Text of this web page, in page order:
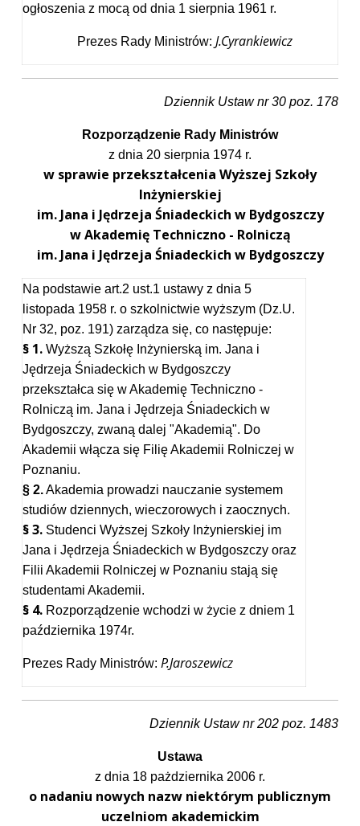
ogłoszenia z mocą od dnia 1 sierpnia 1961 r.
Prezes Rady Ministrów: J.Cyrankiewicz
Dziennik Ustaw nr 30 poz. 178
Rozporządzenie Rady Ministrów
z dnia 20 sierpnia 1974 r.
w sprawie przekształcenia Wyższej Szkoły
Inżynierskiej
im. Jana i Jędrzeja Śniadeckich w Bydgoszczy
w Akademię Techniczno - Rolniczą
im. Jana i Jędrzeja Śniadeckich w Bydgoszczy
Na podstawie art.2 ust.1 ustawy z dnia 5
listopada 1958 r. o szkolnictwie wyższym (Dz.U.
Nr 32, poz. 191) zarządza się, co następuje:
§ 1. Wyższą Szkołę Inżynierską im. Jana i
Jędrzeja Śniadeckich w Bydgoszczy
przekształca się w Akademię Techniczno -
Rolniczą im. Jana i Jędrzeja Śniadeckich w
Bydgoszczy, zwaną dalej "Akademią". Do
Akademii włącza się Filię Akademii Rolniczej w
Poznaniu.
§ 2.Akademia prowadzi nauczanie systemem
studiów dziennych, wieczorowych i zaocznych.
§ 3. Studenci Wyższej Szkoły Inżynierskiej im
Jana i Jędrzeja Śniadeckich w Bydgoszczy oraz
Filii Akademii Rolniczej w Poznaniu stają się
studentami Akademii.
§ 4. Rozporządzenie wchodzi w życie z dniem 1
października 1974r.
Prezes Rady Ministrów: P.Jaroszewicz
Dziennik Ustaw nr 202 poz. 1483
Ustawa
z dnia 18 pażdziernika 2006 r.
o nadaniu nowych nazw niektórym publicznym
uczelniom akademickim